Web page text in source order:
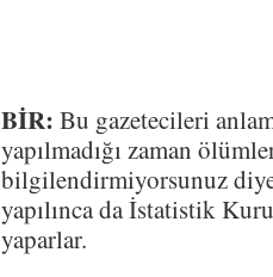
BİR: Bu gazetecileri
yapılmadığı zaman
bilgilendirmiyorsunuz diye
yapılınca da İstatistik
yaparlar.